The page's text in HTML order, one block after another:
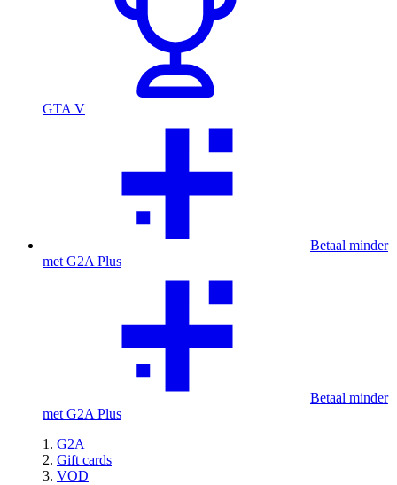
GTA V
Betaal minder
met G2A Plus
Betaal minder
met G2A Plus
G2A
Gift cards
VOD